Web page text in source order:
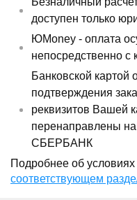
доступен только
ЮMoney - оплата
непосредственно
Банковской картой
подтверждения
реквизитов Вашей
перенаправлены
СБЕРБАНК
Подробнее об условиях
соответствующем